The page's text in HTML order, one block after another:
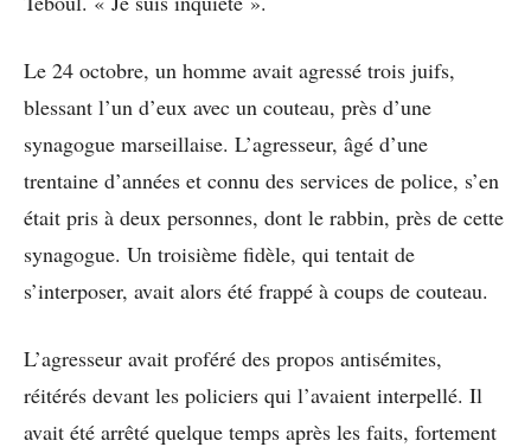
Le 24 octobre, un homme avait agressé trois juifs,
blessant l’un d’eux avec un couteau, près d’une
synagogue marseillaise. L’agresseur, âgé d’une
trentaine d’années et connu des services de police, s’en
était pris à deux personnes, dont le rabbin, près de cette
synagogue. Un troisième fidèle, qui tentait de
s’interposer, avait alors été frappé à coups de couteau.
L’agresseur avait proféré des propos antisémites,
réitérés devant les policiers qui l’avaient interpellé. Il
avait été arrêté quelque temps après les faits, fortement